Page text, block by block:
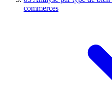
commerces